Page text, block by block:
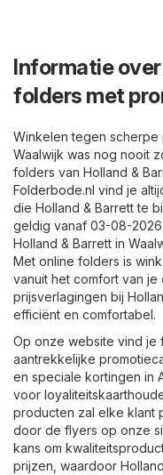
Informatie
folders met
Winkelen tegen scherpe
Waalwijk was nog nooit
folders van Holland &
Folderbode.nl vind je
die Holland & Barrett te
geldig vanaf 03-08-
Holland & Barrett in
Met online folders is
vanuit het comfort van
prijsverlagingen bij
efficiënt en comfortabel.
Op onze website vind je
aantrekkelijke
en speciale kortingen in
voor
producten zal elke klant
door de flyers op onze
kans om
prijzen, waardoor